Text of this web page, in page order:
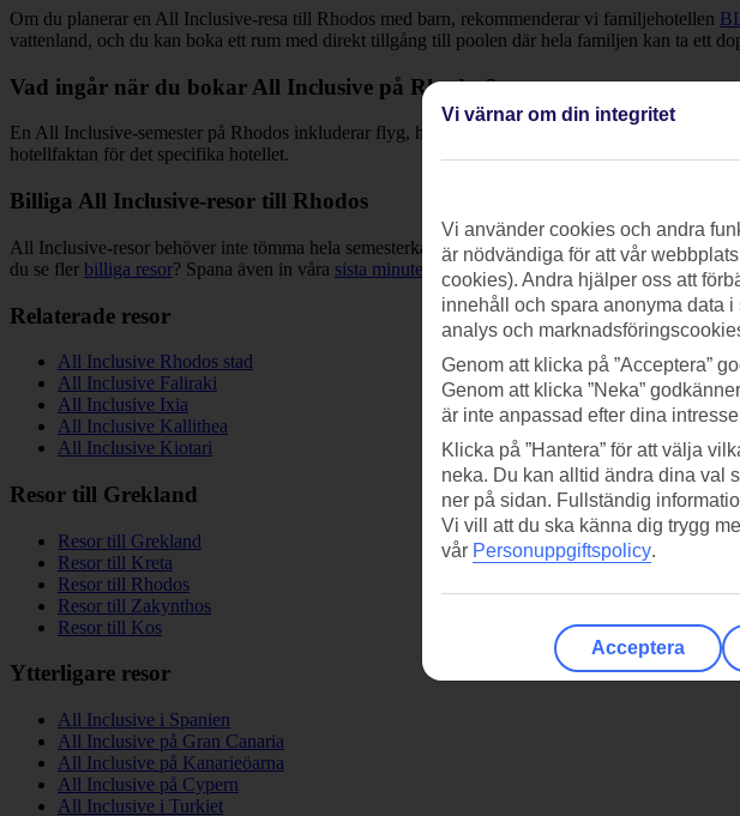
Om du planerar en All Inclusive-resa till Rhodos med barn, rekommenderar vi familjehotellen
vattenland, och du kan boka ett rum med direkt tillgång till poolen där hela familjen kan ta ett
Vad ingår när du bokar All Inclusive på Rhodos?
En All Inclusive-semester på Rhodos inkluderar flyg, hotell, måltider och dryck. Ibland ingår
hotellfaktan för det specifika hotellet.
Billiga All Inclusive-resor till Rhodos
All Inclusive-resor behöver inte tömma hela semesterkassan. För dig som letar efterbilliga resor
du se fler billiga resor? Spana även in våra sista minuten-resor till Rhodos
Relaterade resor
All Inclusive Rhodos stad
All Inclusive Faliraki
All Inclusive Ixia
All Inclusive Kallithea
All Inclusive Kiotari
Resor till Grekland
Resor till Grekland
Resor till Kreta
Resor till Rhodos
Resor till Zakynthos
Resor till Kos
Ytterligare resor
All Inclusive i Spanien
All Inclusive på Gran Canaria
All Inclusive på Kanarieöarna
All Inclusive på Cypern
All Inclusive i Turkiet
Vi värnar om din integritet
Vi använder cookies och andra
är nödvändiga för att vår
cookies). Andra hjälper oss att
innehåll och spara anonyma data
analys och
Genom att klicka på ”Acceptera”
Genom att klicka ”Neka”
är inte anpassad efter dina
Klicka på ”Hantera” för att välja
neka. Du kan alltid ändra dina val
ner på sidan. Fullständig
Vi vill att du ska känna dig trygg
vår Personuppgiftspolicy.
Acceptera